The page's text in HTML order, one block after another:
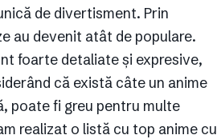
de divertisment. Prin
au devenit atât de populare.
foarte detaliate și expresive,
că există câte un anime
poate fi greu pentru multe
realizat o listă cu top anime cu